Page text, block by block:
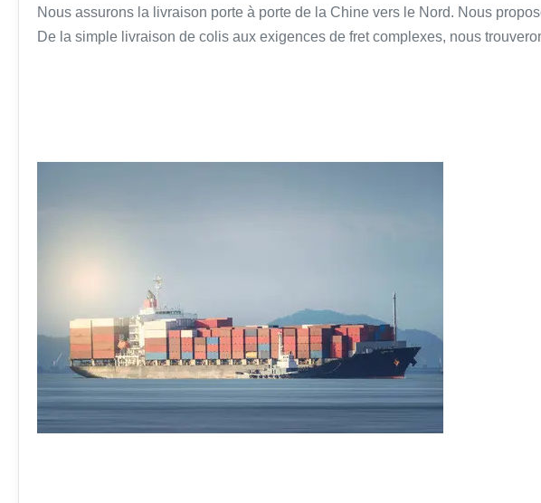
Nous assurons la livraison porte à porte de la Chine vers le Nord. Nous
De la simple livraison de colis aux exigences de fret complexes, nous